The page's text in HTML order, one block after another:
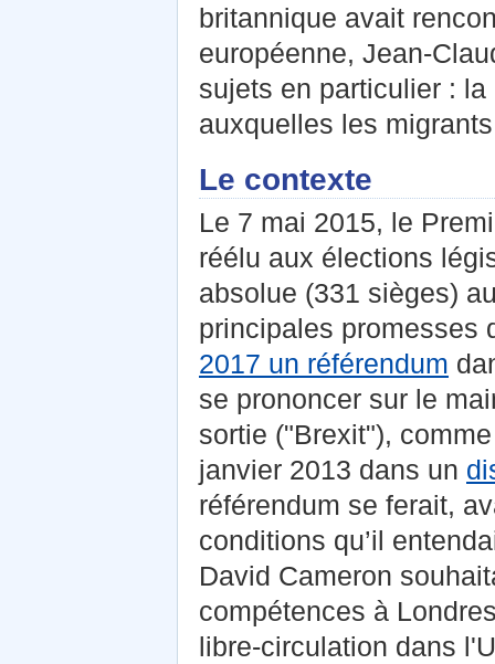
britannique avait
européenne, Jean-
sujets en particulier :
auxquelles les
Le contexte
Le 7 mai 2015, le
réélu aux élections
absolue (331 sièges)
principales promesses
2017 un référendum
se prononcer sur le
sortie ("Brexit"),
janvier 2013 dans un
référendum se ferait,
conditions qu’il
David Cameron
compétences à
libre-circulation dans